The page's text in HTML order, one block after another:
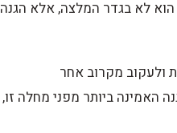
הוא לא בגדר המלצה, אלא הגנה
ולעקוב מקרוב אחר
האמינה ביותר מפני מחלה זו,